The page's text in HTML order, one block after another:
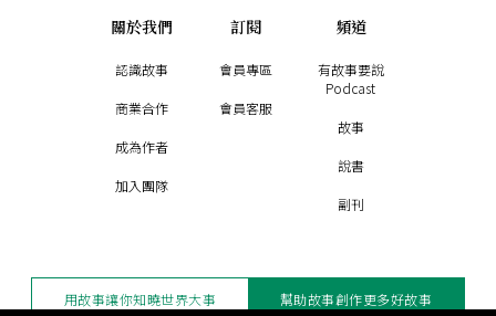
關於我們
認識故事
商業合作
成為作者
加入團隊
訂閱
會員專區
會員客服
頻道
有故事要說
Podcast
故事
說書
副刊
用故事讓你知曉世界大事 幫助故事創作更多好故事